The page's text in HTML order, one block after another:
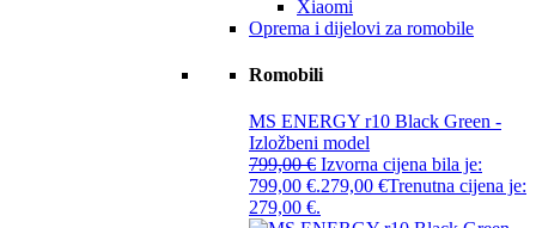
Xiaomi
Oprema i dijelovi za romobile
Romobili
MS ENERGY r10 Black Green -
Izložbeni model
799,00€ Izvorna cijena bila je:
799,00 €.279,00 €Trenutna cijena je:
279,00 €.